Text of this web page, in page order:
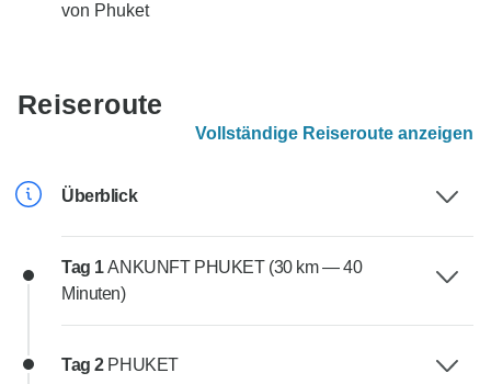
von Phuket
Reiseroute
Vollständige Reiseroute anzeigen
Überblick
Tag 1ANKUNFT PHUKET (30 km — 40
Minuten)
Tag 2 PHUKET